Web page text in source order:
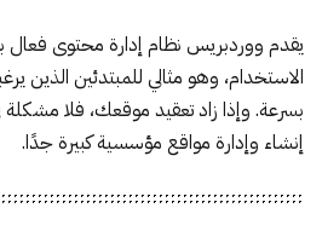
يقدم ووردبريس نظام إدارة محتوى
الاستخدام، وهو مثالي للمبتدئين الذين
بسرعة. وإذا زاد تعقيد موقعك، فلا
إنشاء وإدارة مواقع مؤسسية كبيرة جدًا.